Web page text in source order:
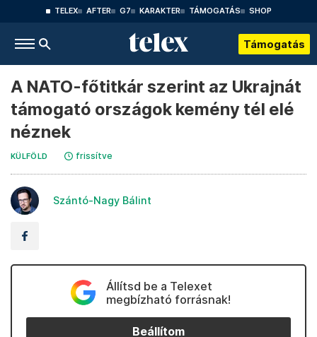
TELEX AFTER G7 KARAKTER TÁMOGATÁS SHOP
Támogatás
A NATO-főtitkár szerint az Ukrajnát
támogató országok kemény tél elé
néznek
KÜLFÖLD frissítve
Szántó-Nagy Bálint
Állítsd be a Telexet
megbízható forrásnak!
Beállítom